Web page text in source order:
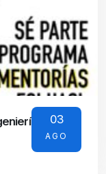
03
AGO
UACh